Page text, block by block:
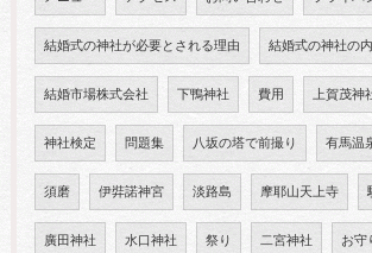
結婚式の神社が必要とされる理由 結婚式の神社の
結婚市場株式会社 下鴨神社 費用 上賀茂神
神社検定 問題集 八坂の塔で前撮り 有馬温
須磨 伊弉諾神宮 淡路島 摩耶山天上寺
廣田神社 水口神社 祭り 二宮神社 お守